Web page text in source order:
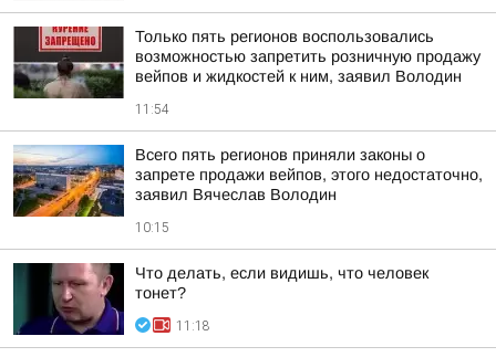
Только пять регионов воспользовались
возможностью запретить розничную продажу
вейпов и жидкостей к ним, заявил Володин
11:54
Всего пять регионов приняли законы о
запрете продажи вейпов, этого недостаточно,
заявил Вячеслав Володин
10:15
Что делать, если видишь, что человек
тонет?
11:18